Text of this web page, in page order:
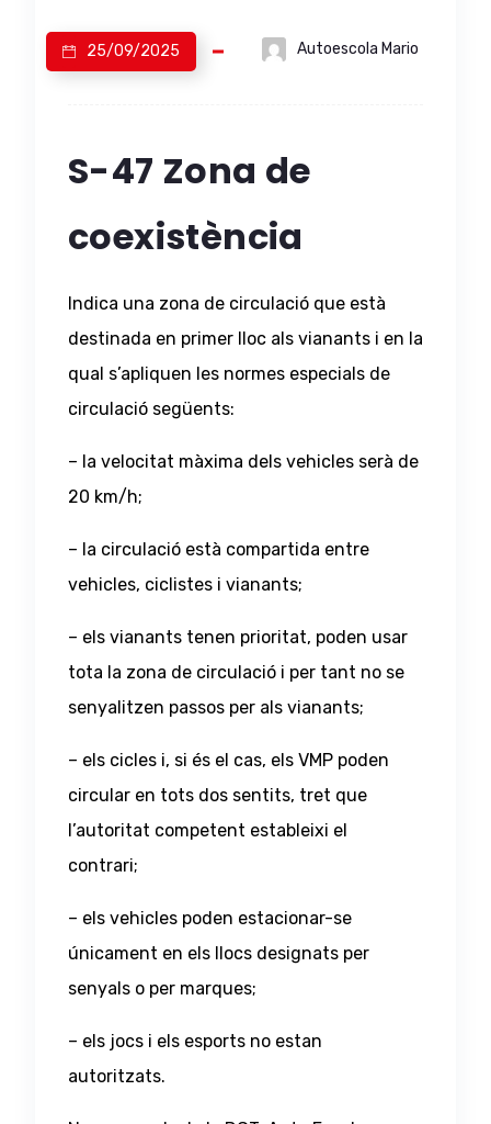
25/09/2025 Autoescola Mario
S-47 Zona de
coexistència
Indica una zona de circulació que està
destinada en primer lloc als vianants i en la
qual s’apliquen les normes especials de
circulació següents:
– la velocitat màxima dels vehicles serà de
20 km/h;
– la circulació està compartida entre
vehicles, ciclistes i vianants;
– els vianants tenen prioritat, poden usar
tota la zona de circulació i per tant no se
senyalitzen passos per als vianants;
– els cicles i, si és el cas, els VMP poden
circular en tots dos sentits, tret que
l’autoritat competent estableixi el
contrari;
– els vehicles poden estacionar-se
únicament en els llocs designats per
senyals o per marques;
– els jocs i els esports no estan
autoritzats.